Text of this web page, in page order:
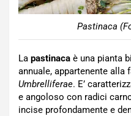
Pastinaca
La pastinaca è una pianta
annuale, appartenente
Umbrelliferae. E’
e angoloso con radici
incise profondamente e